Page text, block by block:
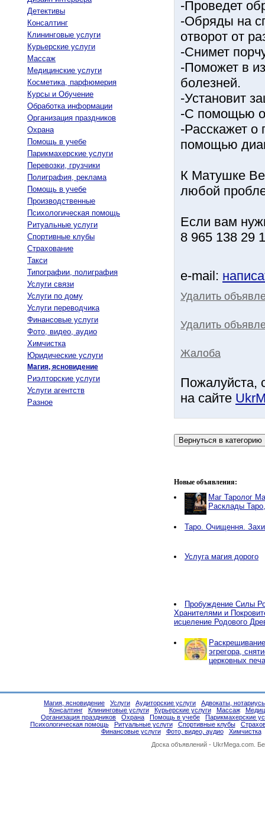
Детективы
Консалтинг
Клининговые услуги
Курьерские услуги
Массаж
Медицинские услуги
Косметика, парфюмерия
Курсы и Обучение
Обработка информации
Организация праздников
Охрана
Помощь в учебе
Парикмахерские услуги
Перевозки, грузчики
Полиграфия, реклама
Помощь в учебе
Производственные
Психологическая помощь
Ритуальные услуги
Спортивные клубы
Страхование
Такси
Типографии, полиграфия
Услуги связи
Услуги по дому
Услуги переводчика
Финансовые услуги
Фото, видео, аудио
Химчистка
Юридические услуги
Магия, ясновидение
Риэлторские услуги
Услуги агентств
Разное
-Проведет
-Обряды на
отворот от
-Снимет
-Поможет в
болезней.
-Установит
-С помощью
-Расскажет
помощью
К Матушке
любой
Если вам
8 965 138 29
e-mail:
Удалить
Удалить
Жалоба
Пожалуйста,
на сайте
Новые объявления:
Маг Таролог
Расклады
Таро. Очищення.
Услуга магия дорого
Пробуждение Силы
Хранителями и
исцеление Родового
эгрегора,
церковных
Магия, ясновидение Услуги Аудиторские услуги
Адвокаты,
Консалтинг
Клининговые услуги Курьерские услуги Массаж
Организация праздников
Охрана Помощь в учебе
Парикмахерские
Психологическая помощь
Ритуальные услуги Спортивные клубы
Финансовые услуги
Фото, видео, аудио
Химчистка
Доска объявлений - UkrMega.com.